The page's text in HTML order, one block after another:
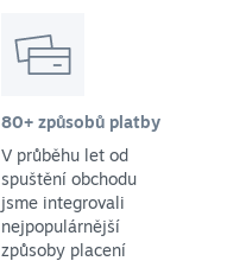
80+ způsobů platby
V průběhu let od
spuštění obchodu
jsme integrovali
nejpopulárnější
způsoby placení